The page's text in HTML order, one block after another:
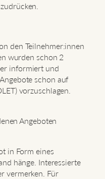
den Teilnehmer:innen
wurden schon 2
informiert und
schon auf
vorzuschlagen.
Angeboten
in Form eines
hänge. Interessierte
vermerken. Für